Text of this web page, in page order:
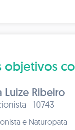
objetivos
Luize Ribeiro
· 10743
e Naturopata